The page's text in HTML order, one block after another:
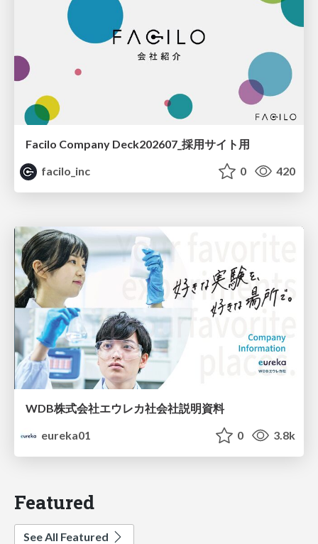
Facilo Company Deck202607_採用サイト用
facilo_inc
0 420
WDB株式会社エウレカ社会社説明資料
eureka01
0 3.8k
Featured
See All Featured